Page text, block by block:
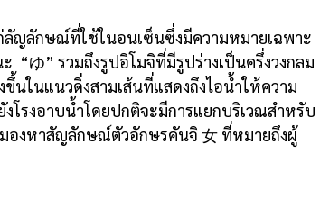
ลัญลักษณ์ที่ใช้ในอนเซ็นซึ่งมีความหมายเฉพาะ
“ゆ” รวมถึงรูปอิโมจิที่มีรูปร่างเป็นครึ่งวงกลม
นในแนวดิ่งสามเส้นที่แสดงถึงไอน้ำให้ความ
โรงอาบน้ำโดยปกติจะมีการแยกบริเวณสำหรับ
องหาสัญลักษณ์ตัวอักษรคันจิ 女 ที่หมายถึงผู้